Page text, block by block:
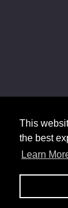
This
the best
Learn